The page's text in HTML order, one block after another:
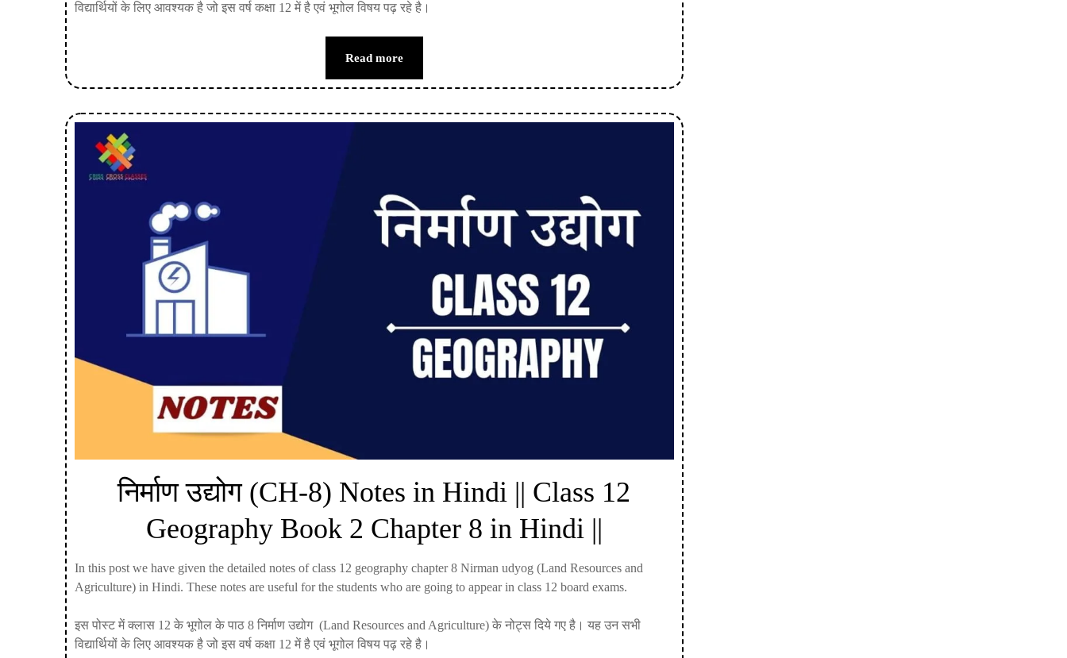
विद्यार्थियों के लिए आवश्यक है जो इस वर्ष कक्षा 12 में है एवं भूगोल विषय पढ़ रहे है।
Read more
निर्माण उद्योग (CH-8) Notes in Hindi || Class 12
Geography Book 2 Chapter 8 in Hindi ||
In this post we have given the detailed notes of class 12 geography chapter 8 Nirman udyog (Land Resources and
Agriculture) in Hindi. These notes are useful for the students who are going to appear in class 12 board exams.
इस पोस्ट में क्लास 12 के भूगोल के पाठ 8 निर्माण उद्योग (Land Resources and Agriculture) के नोट्स दिये गए है। यह उन सभी
विद्यार्थियों के लिए आवश्यक है जो इस वर्ष कक्षा 12 में है एवं भूगोल विषय पढ़ रहे है।